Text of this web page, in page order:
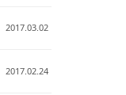
2017.03.02
2017.02.24